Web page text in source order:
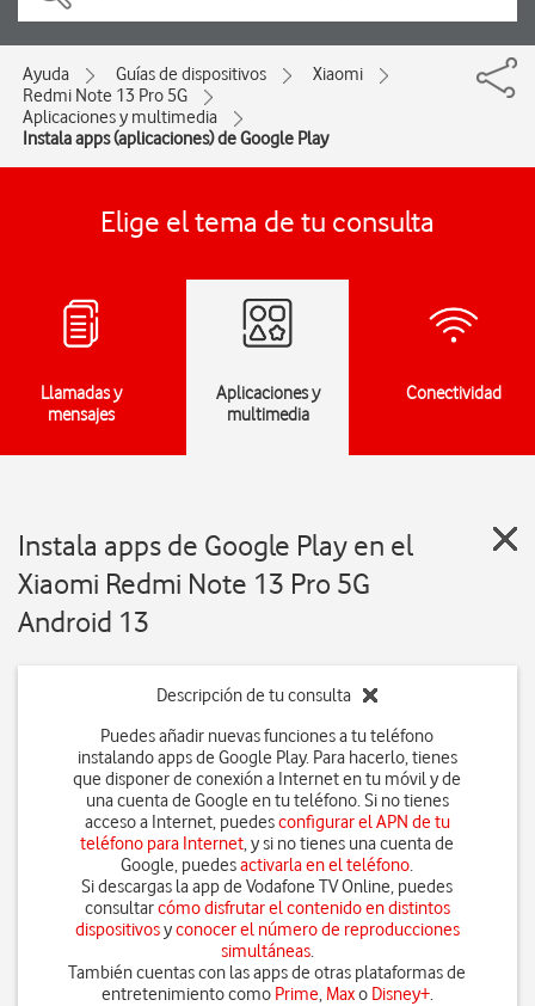
Ayuda Guías de dispositivos
Xiaomi
Redmi Note 13 Pro 5G
Aplicaciones y multimedia
Instala apps (aplicaciones) de Google Play
Elige el tema de tu consulta
Llamadas y
mensajes
Aplicaciones y
multimedia
Conectividad
Instala apps de Google Play en el
Xiaomi Redmi Note 13 Pro 5G
Android 13
Descripción de tu consulta
Puedes añadir nuevas funciones a tu teléfono
instalando apps de Google Play. Para hacerlo, tienes
que disponer de conexión a Internet en tu móvil y de
una cuenta de Google en tu teléfono. Si no tienes
acceso a Internet, puedesconfigurar el APN de tu
teléfono para Internet, y si no tienes una cuenta de
Google, puedesactivarla en el teléfono.
Si descargas la app de Vodafone TV Online, puedes
consultarcómo disfrutar el contenido en distintos
dispositivosyconocer el número de reproducciones
simultáneas.
También cuentas con las apps de otras plataformas de
entretenimiento como Prime, Maxo Disney+.